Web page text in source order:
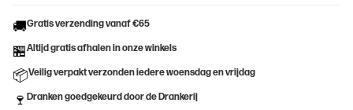
🚚Gratis verzending vanaf €65
🏪Altijd gratis afhalen in onze winkels
📦Veilig verpakt verzonden iedere woensdag en vrijdag
🍷 Dranken goedgekeurd door de Drankerij